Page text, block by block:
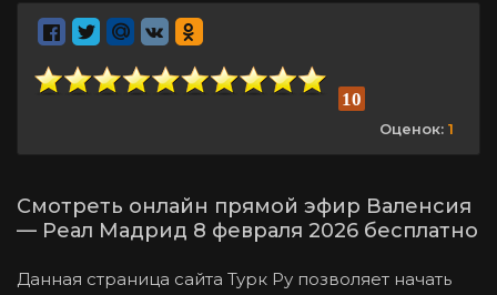
Данная страница сайта Турк Ру позволяет начать
Смотреть онлайн прямой эфир Валенсия
— Реал Мадрид 8 февраля 2026 бесплатно
10
Оценок: 1